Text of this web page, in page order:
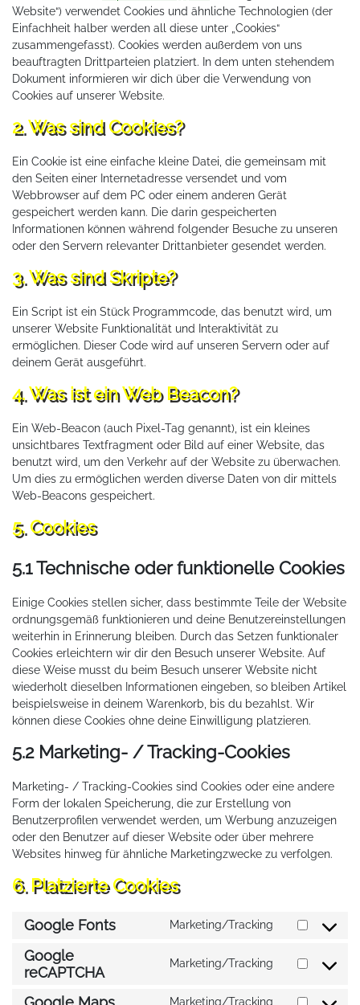
Website“) verwendet Cookies und ähnliche Technologien (der
Einfachheit halber werden all diese unter „Cookies“
zusammengefasst). Cookies werden außerdem von uns
beauftragten Drittparteien platziert. In dem unten stehendem
Dokument informieren wir dich über die Verwendung von
Cookies auf unserer Website.
2. Was sind Cookies?
Ein Cookie ist eine einfache kleine Datei, die gemeinsam mit
den Seiten einer Internetadresse versendet und vom
Webbrowser auf dem PC oder einem anderen Gerät
gespeichert werden kann. Die darin gespeicherten
Informationen können während folgender Besuche zu unseren
oder den Servern relevanter Drittanbieter gesendet werden.
3. Was sind Skripte?
Ein Script ist ein Stück Programmcode, das benutzt wird, um
unserer Website Funktionalität und Interaktivität zu
ermöglichen. Dieser Code wird auf unseren Servern oder auf
deinem Gerät ausgeführt.
4. Was ist ein Web Beacon?
Ein Web-Beacon (auch Pixel-Tag genannt), ist ein kleines
unsichtbares Textfragment oder Bild auf einer Website, das
benutzt wird, um den Verkehr auf der Website zu überwachen.
Um dies zu ermöglichen werden diverse Daten von dir mittels
Web-Beacons gespeichert.
5. Cookies
5.1 Technische oder funktionelle Cookies
Einige Cookies stellen sicher, dass bestimmte Teile der Website
ordnungsgemäß funktionieren und deine Benutzereinstellungen
weiterhin in Erinnerung bleiben. Durch das Setzen funktionaler
Cookies erleichtern wir dir den Besuch unserer Website. Auf
diese Weise musst du beim Besuch unserer Website nicht
wiederholt dieselben Informationen eingeben, so bleiben Artikel
beispielsweise in deinem Warenkorb, bis du bezahlst. Wir
können diese Cookies ohne deine Einwilligung platzieren.
5.2 Marketing- / Tracking-Cookies
Marketing- / Tracking-Cookies sind Cookies oder eine andere
Form der lokalen Speicherung, die zur Erstellung von
Benutzerprofilen verwendet werden, um Werbung anzuzeigen
oder den Benutzer auf dieser Website oder über mehrere
Websites hinweg für ähnliche Marketingzwecke zu verfolgen.
6. Platzierte Cookies
Google Fonts Marketing/Tracking
Consent
service
fonts
Google
reCAPTCHA
Marketing/Tracking
Consent
service
Marketing/Tracking